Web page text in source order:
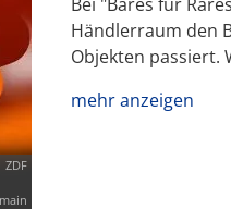
ZDF
Händlerraum den
Objekten passiert.
mehr anzeigen